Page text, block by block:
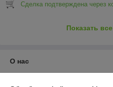
Сделка подтверждена через
Показать
О нас